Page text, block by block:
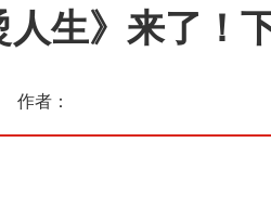
人生》来了！
作者：